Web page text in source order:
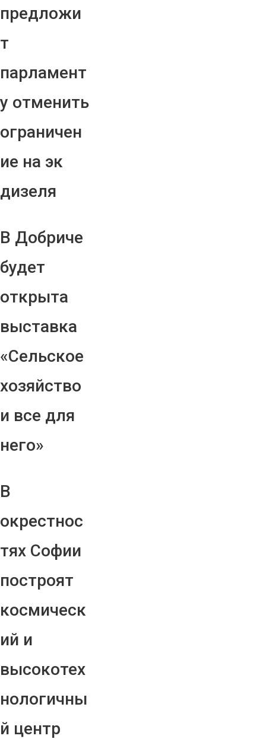
предложи
т
парламент
у отменить
ограничен
ие на эк
дизеля
В Добриче
будет
открыта
выставка
«Сельское
хозяйство
и все для
него»
В
окрестнос
тях Софии
построят
космическ
ий и
высокотех
нологичны
й центр